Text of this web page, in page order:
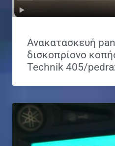
Ανακατασκευή
δισκοπρίονο
Technik 405/